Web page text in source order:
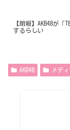
【朗報】AKB48が「
するらしい
AKB48 メデ